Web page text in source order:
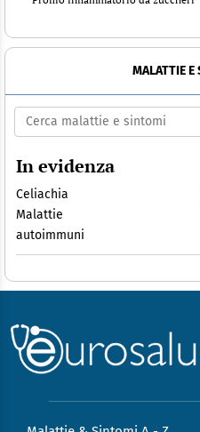
MALATTIE
In evidenza
Celiachia
Malattie
autoimmuni